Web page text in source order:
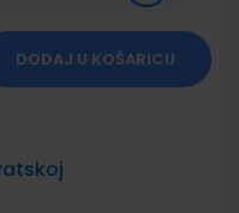
DODAJ U KOŠARICU